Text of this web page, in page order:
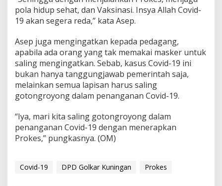
pola hidup sehat, dan Vaksinasi. Insya Allah Covid-
19 akan segera reda,” kata Asep.
Asep juga mengingatkan kepada pedagang,
apabila ada orang yang tak memakai masker untuk
saling mengingatkan. Sebab, kasus Covid-19 ini
bukan hanya tanggungjawab pemerintah saja,
melainkan semua lapisan harus saling
gotongroyong dalam penanganan Covid-19.
“Iya, mari kita saling gotongroyong dalam
penanganan Covid-19 dengan menerapkan
Prokes,” pungkasnya. (OM)
Covid-19 DPD Golkar Kuningan Prokes